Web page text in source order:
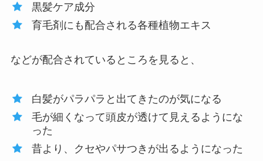
黒髪ケア成分
育毛剤にも配合される各種植物エキス
などが配合されているところを見ると、
白髪がパラパラと出てきたのが気になる
毛が細くなって頭皮が透けて見えるようにな
った
昔より、クセやパサつきが出るようになった